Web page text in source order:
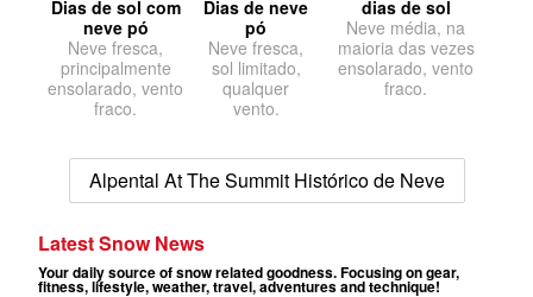
Dias de sol com
neve pó
Neve fresca,
principalmente
ensolarado, vento
fraco.
Dias de neve
pó
Neve fresca,
sol limitado,
qualquer
vento.
dias de sol
Neve média, na
maioria das vezes
ensolarado, vento
fraco.
Alpental At The Summit Histórico de Neve